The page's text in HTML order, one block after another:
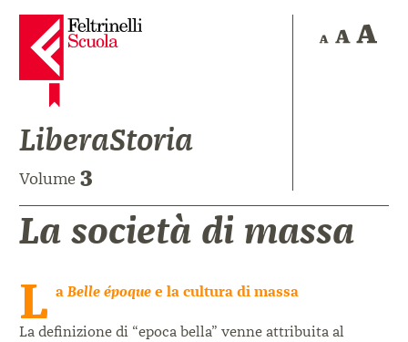
LiberaStoria
Volume 3
La società di massa
L a Belle époque e la cultura di massa
La definizione di “epoca bella” venne attribuita al